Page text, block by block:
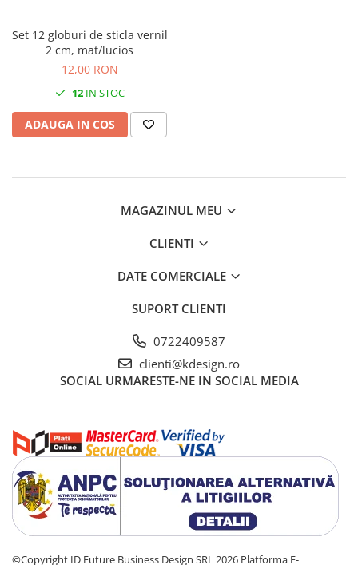
Set 12 globuri de sticla vernil
2 cm, mat/lucios
12,00 RON
12IN STOC
ADAUGA IN COS
MAGAZINUL MEU
CLIENTI
DATE COMERCIALE
SUPORT CLIENTI
0722409587
clienti@kdesign.ro
SOCIAL URMARESTE-NE IN SOCIAL MEDIA
©Copyright ID Future Business Design SRL 2026 Platforma E-